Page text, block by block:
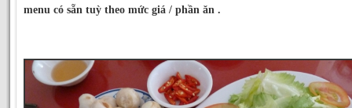
menu có sẵn tuỳ theo mức giá / phần ăn .